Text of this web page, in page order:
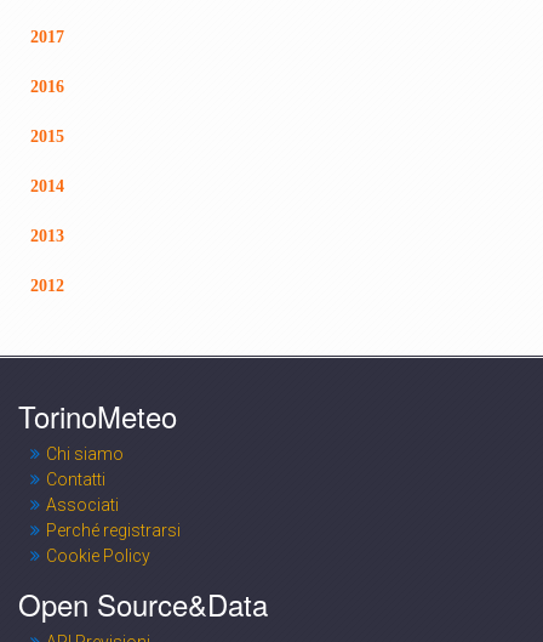
2017
2016
2015
2014
2013
2012
TorinoMeteo
Chi siamo
Contatti
Associati
Perché registrarsi
Cookie Policy
Open Source&Data